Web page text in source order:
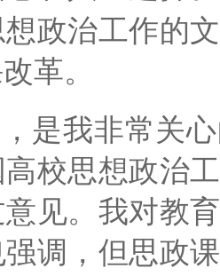
政治工作的
革。
是我非常关
校思想政治
见。我对教
调，但思政